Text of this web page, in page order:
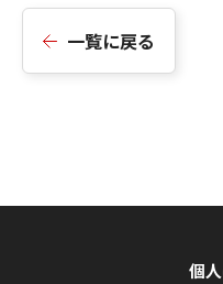
一覧に戻る
個